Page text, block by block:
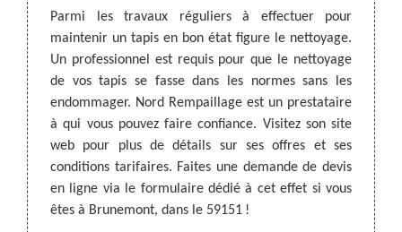
ARTISAN DEZITTER, REMPAILLAGE -
CANNAGE - RECOLLAGE, 59 NORD
il est
qui a
sera
à la
en
vous
Parmi les travaux réguliers à effectuer pour
maintenir un tapis en bon état figure le nettoyage.
Un professionnel est requis pour que le nettoyage
de vos tapis se fasse dans les normes sans les
endommager. Nord Rempaillage est un prestataire
à qui vous pouvez faire confiance. Visitez son site
web pour plus de détails sur ses offres et ses
conditions tarifaires. Faites une demande de devis
en ligne via le formulaire dédié à cet effet si vous
êtes à Brunemont, dans le 59151 !
Avec
de